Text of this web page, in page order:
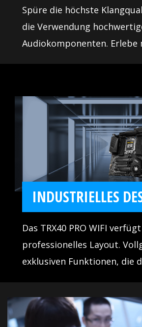
Spüre die höchste
die Verwendung
Audiokomponenten. Erlebe
INDUSTRIELLES
Das TRX40 PRO WIFI
professionelles Layout.
exklusiven Funktionen, die
bändigen können.